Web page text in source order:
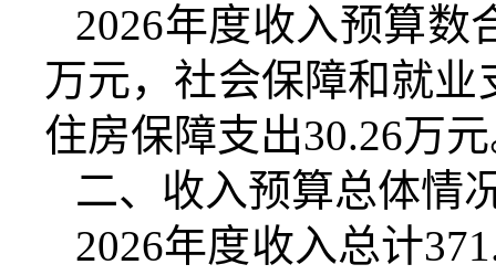
2026年度收入预算数
万元，社会保障和就业
住房保障支出30.26万
二、收入预算总体情
2026年度收入总计